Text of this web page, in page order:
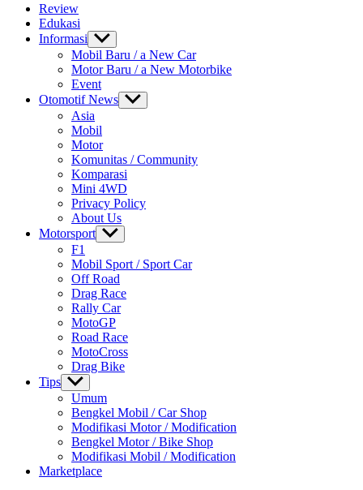
Review
Edukasi
Informasi Show
sub
menu
Mobil Baru / a New Car
Motor Baru / a New Motorbike
Event
Otomotif News Show
sub
Asia
Mobil
Motor
Komunitas / Community
Komparasi
Mini 4WD
Privacy Policy
About Us
Motorsport Show
sub
menu
F1
Mobil Sport / Sport Car
Off Road
Drag Race
Rally Car
MotoGP
Road Race
MotoCross
Drag Bike
Tips Show
sub
menu
Umum
Bengkel Mobil / Car Shop
Modifikasi Motor / Modification
Bengkel Motor / Bike Shop
Modifikasi Mobil / Modification
Marketplace